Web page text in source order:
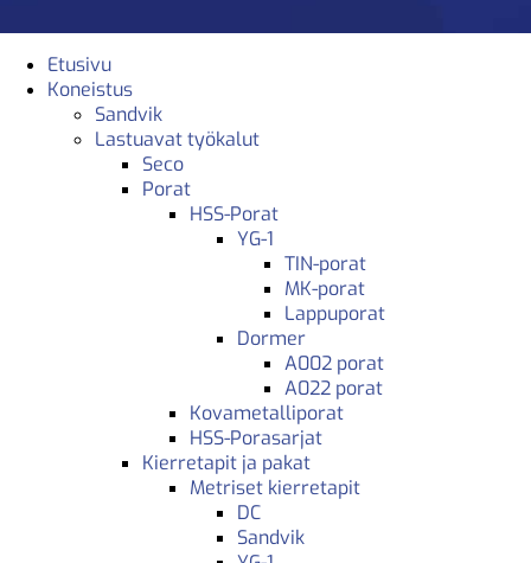
Etusivu
Koneistus
Sandvik
Lastuavat työkalut
Seco
Porat
HSS-Porat
YG-1
TIN-porat
MK-porat
Lappuporat
Dormer
A002 porat
A022 porat
Kovametalliporat
HSS-Porasarjat
Kierretapit ja pakat
Metriset kierretapit
DC
Sandvik